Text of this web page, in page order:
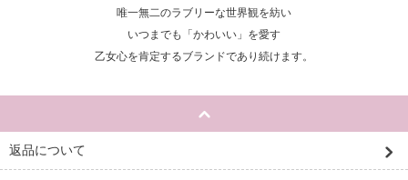
唯一無二のラブリーな世界観を紡い
いつまでも「かわいい」を愛す
乙女心を肯定するブランドであり続けます。
返品について